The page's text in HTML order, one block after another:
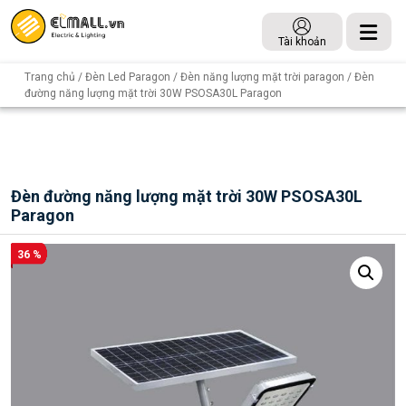
Tài khoản
Trang chủ / Đèn Led Paragon / Đèn năng lượng mặt trời paragon / Đèn
đường năng lượng mặt trời 30W PSOSA30L Paragon
Đèn đường năng lượng mặt trời 30W PSOSA30L
Paragon
36 %